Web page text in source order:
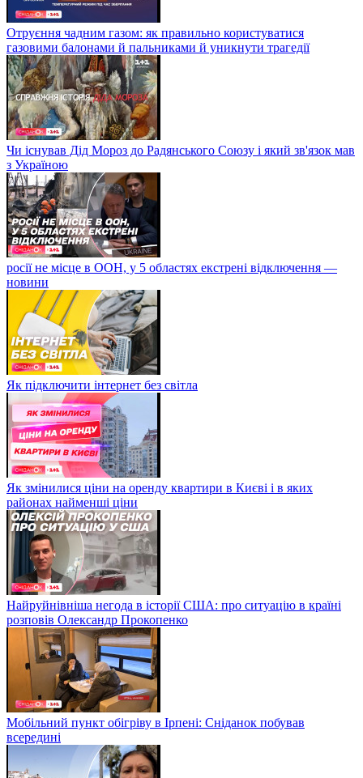
Отруєння чадним газом: як правильно користуватися
газовими балонами й пальниками й уникнути трагедії
Чи існував Дід Мороз до Радянського Союзу і який зв'язок мав
з Україною
росії не місце в ООН, у 5 областях екстрені відключення —
новини
Як підключити інтернет без світла
Як змінилися ціни на оренду квартири в Києві і в яких
районах найменші ціни
Найруйнівніша негода в історії США: про ситуацію в країні
розповів Олександр Прокопенко
Мобільний пункт обігріву в Ірпені: Сніданок побував
всередині